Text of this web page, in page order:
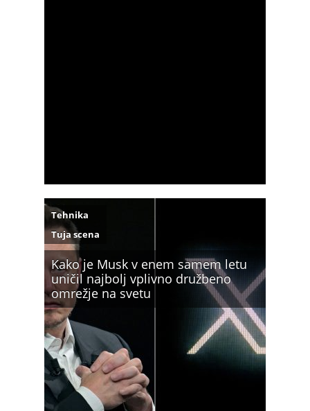
Kako je Musk v enem samem letu
uničil najbolj vplivno družbeno
omrežje na svetu
Tehnika
Tuja scena